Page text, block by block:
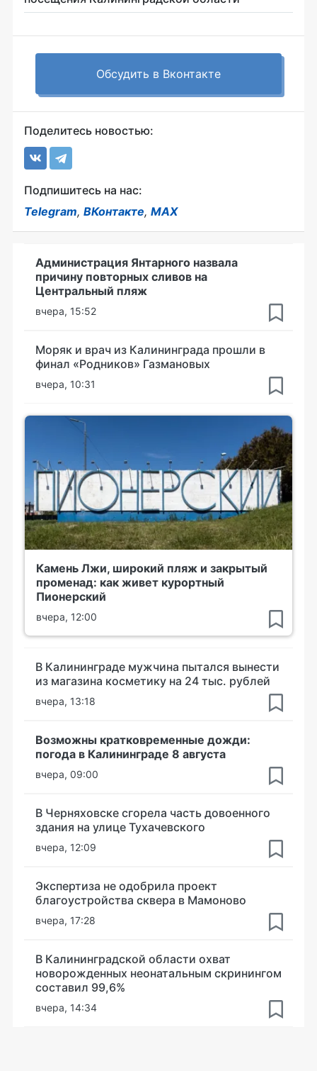
Обсудить в Вконтакте
Поделитесь новостью:
Подпишитесь на нас:
Telegram, ВКонтакте, MAX
Администрация Янтарного назвала
причину повторных сливов на
Центральный пляж
вчера, 15:52
Моряк и врач из Калининграда прошли в
финал «Родников» Газмановых
вчера, 10:31
Камень Лжи, широкий пляж и закрытый
променад: как живет курортный
Пионерский
вчера, 12:00
В Калининграде мужчина пытался вынести
из магазина косметику на 24 тыс. рублей
вчера, 13:18
Возможны кратковременные дожди:
погода в Калининграде 8 августа
вчера, 09:00
В Черняховске сгорела часть довоенного
здания на улице Тухачевского
вчера, 12:09
Экспертиза не одобрила проект
благоустройства сквера в Мамоново
вчера, 17:28
В Калининградской области охват
новорожденных неонатальным скринингом
составил 99,6%
вчера, 14:34